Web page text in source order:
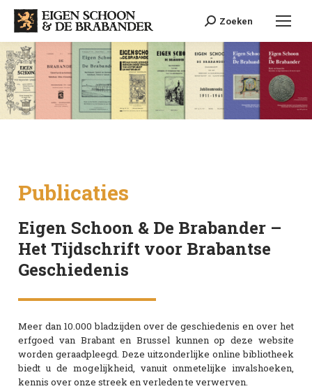
Search:Zoeken
Publicaties
Eigen Schoon & De Brabander –
Het Tijdschrift voor Brabantse
Geschiedenis
Meer dan 10.000 bladzijden over de geschiedenis en over het
erfgoed van Brabant en Brussel kunnen op deze website
worden geraadpleegd. Deze uitzonderlijke online bibliotheek
biedt u de mogelijkheid, vanuit onmetelijke invalshoeken,
kennis over onze streek en verleden te verwerven.